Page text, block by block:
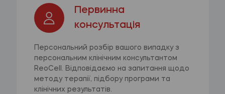
Первинна
консультація
Персональний розбір вашого випадку з
персональним клінічним консультантом
ReoCell. Відповідаємо на запитання щодо
методу терапії, підбору програми та
клінічних результатів.